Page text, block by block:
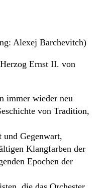
Alexej Barchevitch)
Ernst II. von
immer wieder neu
von Tradition,
und Gegenwart,
Klangfarben der
Epochen der